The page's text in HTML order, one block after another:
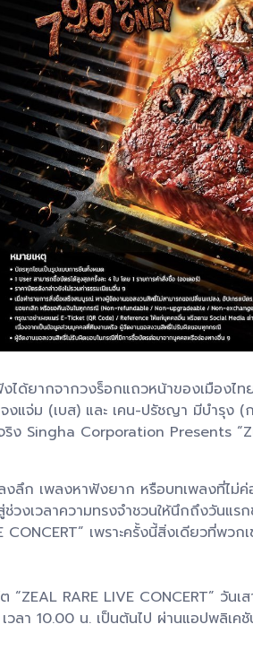
ด้ยากจากวงร็อกแถวหน้าของเมืองไ
จ่ม (เบส) และ เคน-ปรัชญา มีบำรุง
Singha Corporation Presents
ลึก เพลงหาฟังยาก หรือบทเพลงที่ไม่
เวลาความทรงจำชวนให้นึกถึงวันแร
เพราะครั้งนี้สิ่งเดียวที่พวก
RARE LIVE CONCERT” วัน
า 10.00 น. เป็นต้นไป ผ่านแอปพลิเคชั